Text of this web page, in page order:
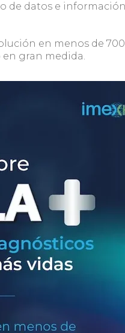
de datos e
en menos de
gran medida.